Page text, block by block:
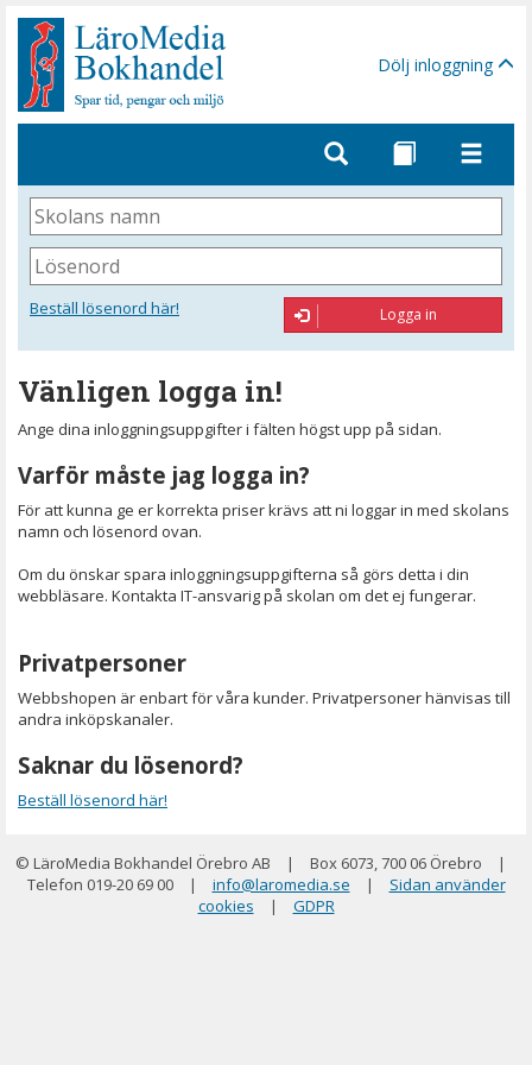
Gå
sidinnehåll
Dölj inloggning
Skolans
namn
Lösenord
Beställ lösenord här! Logga in
Vänligen logga in!
Ange dina inloggningsuppgifter i fälten högst upp på sidan.
Varför måste jag logga in?
För att kunna ge er korrekta priser krävs att ni loggar in med skolans
namn och lösenord ovan.
Om du önskar spara inloggningsuppgifterna så görs detta i din
webbläsare. Kontakta IT-ansvarig på skolan om det ej fungerar.
Privatpersoner
Webbshopen är enbart för våra kunder. Privatpersoner hänvisas till
andra inköpskanaler.
Saknar du lösenord?
Beställ lösenord här!
© LäroMedia Bokhandel Örebro AB | Box 6073, 700 06 Örebro
|
Telefon 019-20 69 00
| info@laromedia.se |
Sidan använder
cookies
| GDPR